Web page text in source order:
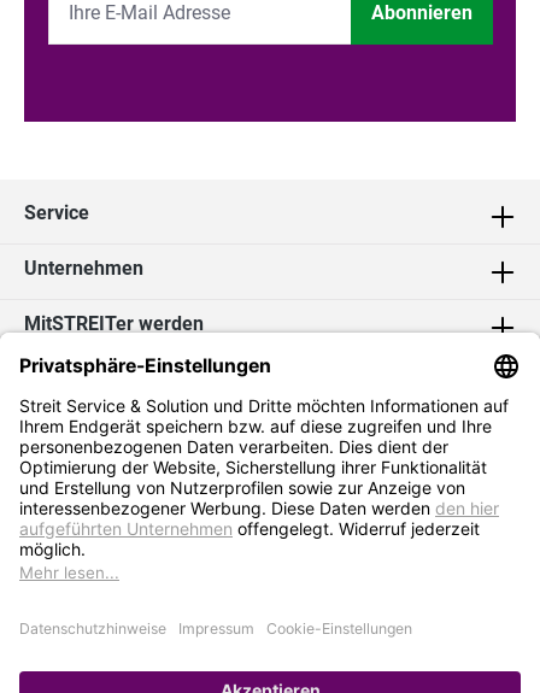
Abonnieren
Service
Unternehmen
MitSTREITer werden
Kontakt
Social Media
* Alle Preise exkl. MwSt. zzgl.Versandkosten
Impressum